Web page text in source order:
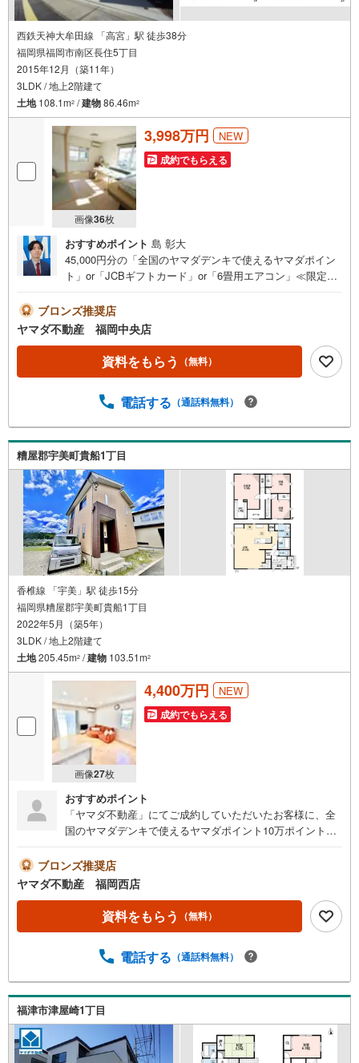
西鉄天神大牟田線 「高宮」駅 徒歩38分
福岡県福岡市南区長住5丁目
2015年12月（築11年）
3LDK / 地上2階建て
土地108.1m2 /建物86.46m2
画像36枚
3,998万円 NEW
成約でもらえる
おすすめポイント 島 彰大
45,000円分の「全国のヤマダデンキで使えるヤマダポイン
ト」or「JCBギフトカード」or「6畳用エアコン」≪限定1
購入相談で来店後、Google口コミ投稿で2000円分のQUOカ
ードプレゼント！※一世帯2回まで土日祝日もご案内可能で
す＾＾既に他社で見積もりが出ている方！入居までの費用
を抑えたい方！ぜひ、一度「ヤマダ不動産」へご相談にお
越しください！あらゆる不安や疑問に誠心誠意お応えしま
小学校徒歩9分全居室収納【おすすめポイント】■太陽光発
分長住小学校:徒歩約8分長丘中学校:徒歩約22分周辺はスー
パー、公園、小学校が近く子育てファミリーにおすすめの
住環境＾＾
ブロンズ推奨店
ヤマダ不動産 福岡中央店
資料をもらう （無料）
電話する （通話料無料）
糟屋郡宇美町貴船1丁目
香椎線 「宇美」駅 徒歩15分
福岡県糟屋郡宇美町貴船1丁目
2022年5月（築5年）
3LDK / 地上2階建て
土地205.45m2 /建物 103.51m2
画像27枚
4,400万円 NEW
成約でもらえる
おすすめポイント
「ヤマダ不動産」にてご成約していただいたお客様に、全
国のヤマダデンキで使えるヤマダポイント10万ポイントプ
案内可能です＾＾さらに、ご購入相談で来店後、Google口
コミ投稿で2000円分のQUOカードプレゼント！※一世帯2回
まで是非一度「ヤマダ不動産」へご相談ください！築浅・
美邸オール電化＆太陽光付き！閑静な住宅街ゆとりのある
間取りに注目＾＾～おすすめポイント～■敷地面積約62
太陽光パネル付き！省エネ■LDK広々20帖以上■対面式シス
の相談実績頭金0円可能！月々の返済がご不安な方！もっと
良い条件を引き出したい方！すでにお借入のある方！お客
様に合った金融機関のご提案や、将来を見越した無理のな
いご返済プランの作成もしています！ぜひ一度ご相談下さ
ブロンズ推奨店
ヤマダ不動産 福岡西店
資料をもらう （無料）
電話する （通話料無料）
福津市津屋崎1丁目